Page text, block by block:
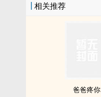
相关推荐
爸爸疼你